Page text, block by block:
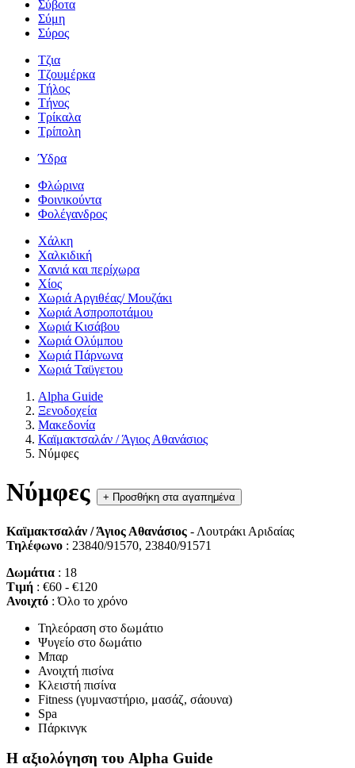
Σύβοτα
Σύμη
Σύρος
Τζια
Τζουμέρκα
Τήλος
Τήνος
Τρίκαλα
Τρίπολη
Ύδρα
Φλώρινα
Φοινικούντα
Φολέγανδρος
Χάλκη
Χαλκιδική
Χανιά και περίχωρα
Χίος
Χωριά Αργιθέας/ Μουζάκι
Χωριά Ασπροποτάμου
Χωριά Κισάβου
Χωριά Ολύμπου
Χωριά Πάρνωνα
Χωριά Ταϋγετου
Alpha Guide
Ξενοδοχεία
Μακεδονία
Καϊμακτσαλάν / Άγιος Αθανάσιος
Νύμφες
Νύμφες + Προσθήκη στα αγαπημένα
Καϊμακτσαλάν / Άγιος Αθανάσιος - Λουτράκι Αριδαίας
Τηλέφωνο : 23840/91570, 23840/91571
Δωμάτια : 18
Τιμή : €60 - €120
Ανοιχτό : Όλο το χρόνο
Τηλεόραση στο δωμάτιο
Ψυγείο στο δωμάτιο
Μπαρ
Ανοιχτή πισίνα
Κλειστή πισίνα
Fitness (γυμναστήριο, μασάζ, σάουνα)
Spa
Πάρκινγκ
Η αξιολόγηση του Alpha Guide